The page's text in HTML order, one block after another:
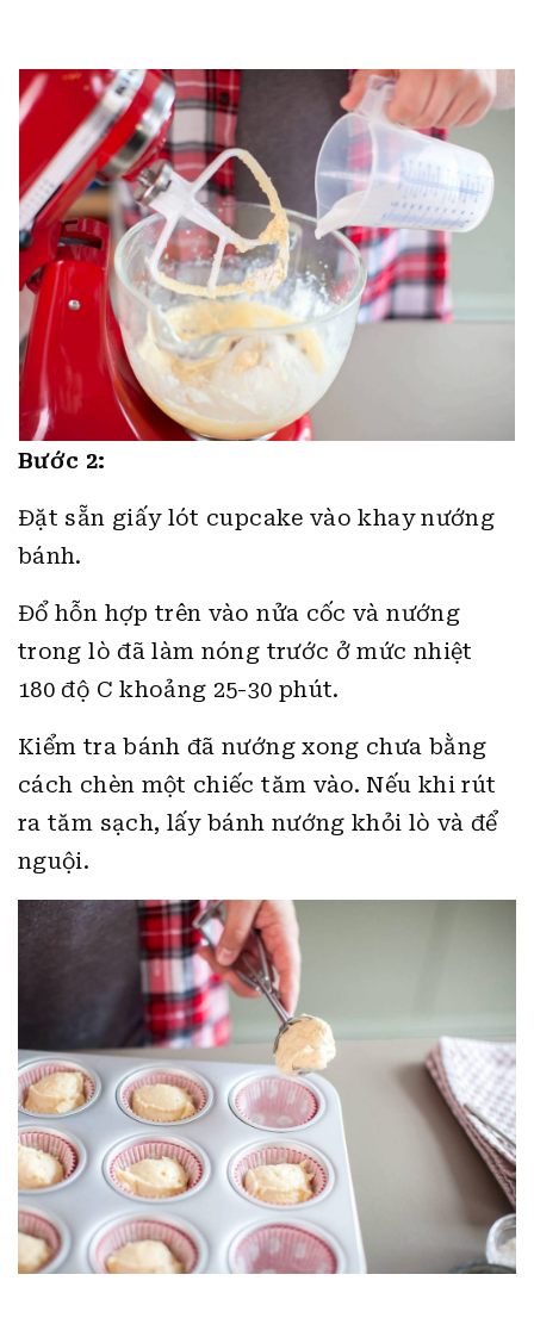
Bước 2:
Đặt sẵn giấy lót cupcake vào khay nướng
bánh.
Đổ hỗn hợp trên vào nửa cốc và nướng
trong lò đã làm nóng trước ở mức nhiệt
180 độ C khoảng 25-30 phút.
Kiểm tra bánh đã nướng xong chưa bằng
cách chèn một chiếc tăm vào. Nếu khi rút
ra tăm sạch, lấy bánh nướng khỏi lò và để
nguội.